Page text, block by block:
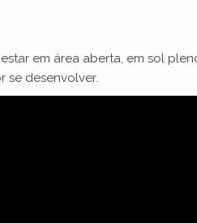
em área aberta, em sol
se desenvolver.